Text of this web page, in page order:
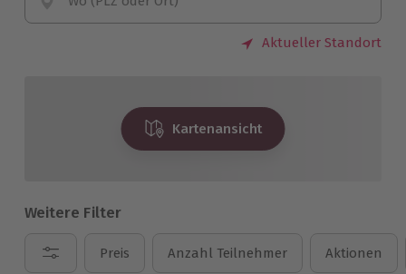
Aktueller Standort
Kartenansicht
Weitere Filter
Preis Anzahl Teilnehmer Aktionen